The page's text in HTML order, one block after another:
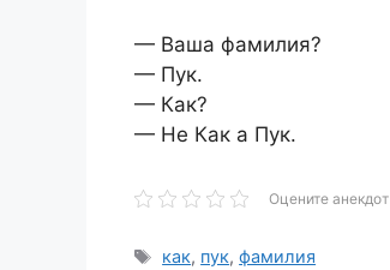
— Ваша фамилия?
— Пук.
— Как?
— Не Как а Пук.
Оцените анекдот
Метки
как, пук,фамилия